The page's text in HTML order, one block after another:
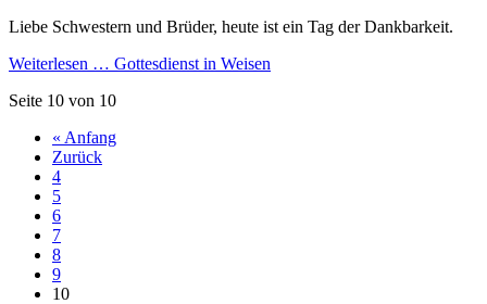
Liebe Schwestern und Brüder, heute ist ein Tag der Dankbarkeit.
Weiterlesen … Gottesdienst in Weisen
Seite 10 von 10
« Anfang
Zurück
4
5
6
7
8
9
10